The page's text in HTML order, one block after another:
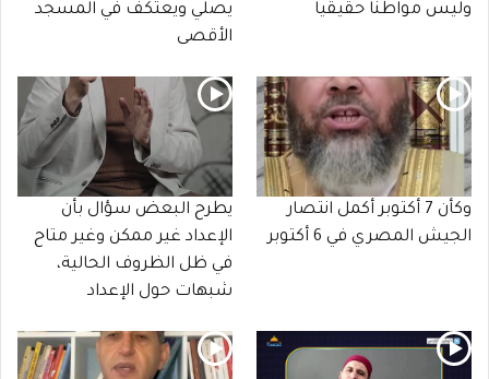
وليس مواطنا حقيقيا
يصلي ويعتكف في المسجد
الأقصى
وكأن 7 أكتوبر أكمل انتصار
الجيش المصري في 6 أكتوبر
يطرح البعض سؤال بأن
الإعداد غير ممكن وغير متاح
في ظل الظروف الحالية،
شبهات حول الإعداد